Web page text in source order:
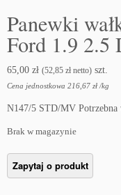
Panewki
Ford 1.9 2.5
65,00 zł (52,85 zł netto) szt.
Cena jednostkowa 216,67 zł /kg
N147/5 STD/MV Potrzebna
Brak w magazynie